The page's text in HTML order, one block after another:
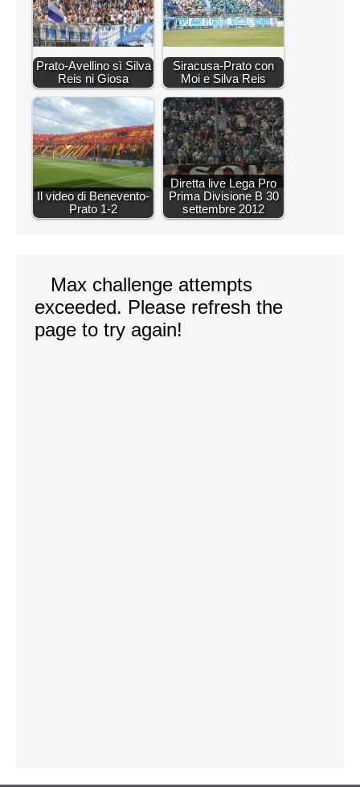
Prato-Avellino sì Silva
Reis ni Giosa
Siracusa-Prato con
Moi e Silva Reis
Il video di Benevento-
Prato 1-2
Diretta live Lega Pro
Prima Divisione B 30
settembre 2012